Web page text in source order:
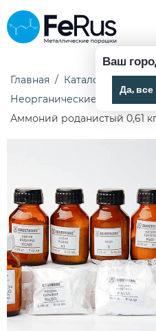
Ваш
Да, все
Главная Каталог
Неорганические реактивы
Аммоний роданистый 0,61